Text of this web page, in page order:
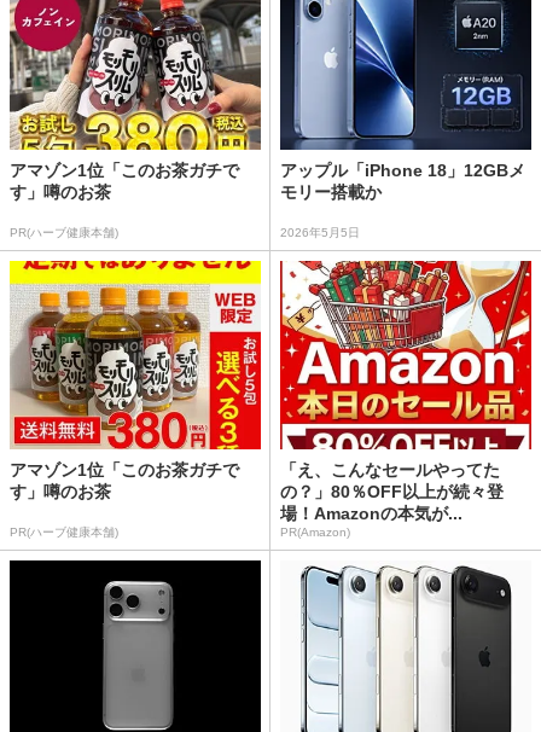
アマゾン1位「このお茶ガチで
す」噂のお茶
PR(ハーブ健康本舗)
アップル「iPhone 18」12GBメ
モリー搭載か
2026年5月5日
アマゾン1位「このお茶ガチで
す」噂のお茶
PR(ハーブ健康本舗)
「え、こんなセールやってた
の？」80％OFF以上が続々登
場！Amazonの本気が...
PR(Amazon)